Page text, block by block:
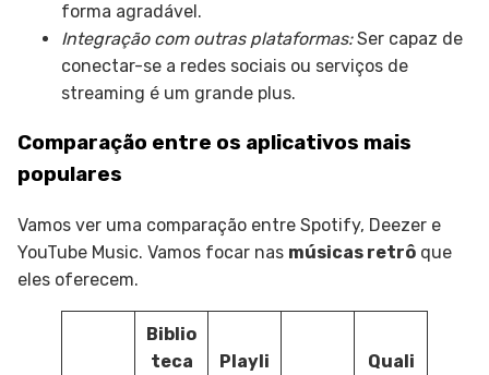
forma agradável.
Integração com outras plataformas:Ser capaz de
conectar-se a redes sociais ou serviços de
streaming é um grande plus.
Comparação entre os aplicativos mais
populares
Vamos ver uma comparação entre Spotify, Deezer e
YouTube Music. Vamos focar nas músicas retrô que
eles oferecem.
Biblio
teca
Playli
Quali